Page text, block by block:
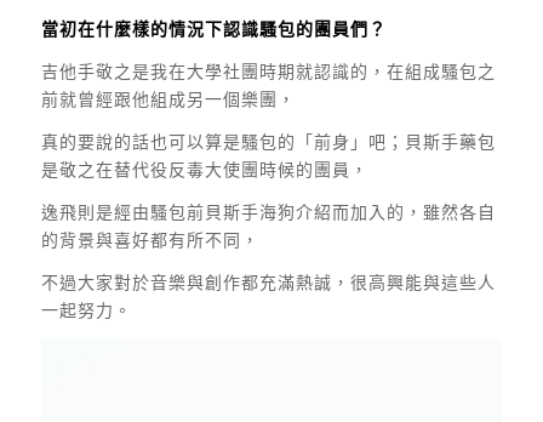
當初在什麼樣的情況下認識騷包的團員們？
吉他手敬之是我在大學社團時期就認識的，在組成騷包之
前就曾經跟他組成另一個樂團，
真的要說的話也可以算是騷包的「前身」吧；貝斯手藥包
是敬之在替代役反毒大使團時候的團員，
逸飛則是經由騷包前貝斯手海狗介紹而加入的，雖然各自
的背景與喜好都有所不同，
不過大家對於音樂與創作都充滿熱誠，很高興能與這些人
一起努力。